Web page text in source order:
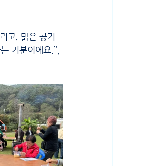
기분이에요.”,